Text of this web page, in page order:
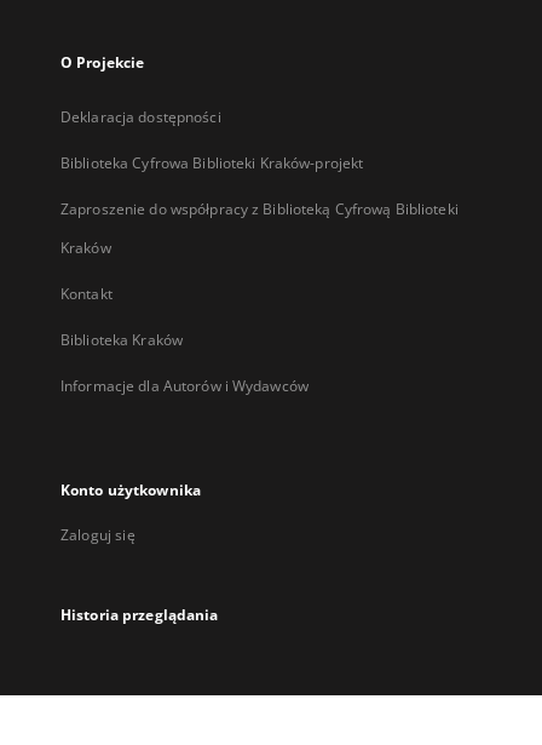
O Projekcie
Deklaracja dostępności
Biblioteka Cyfrowa Biblioteki Kraków-projekt
Zaproszenie do współpracy z Biblioteką Cyfrową Biblioteki
Kraków
Kontakt
Biblioteka Kraków
Informacje dla Autorów i Wydawców
Konto użytkownika
Zaloguj się
Historia przeglądania